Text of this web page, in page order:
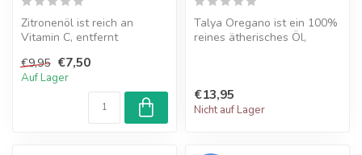
Zitronenöl ist reich an
Vitamin C, entfernt
lindert Str...
€9,95 €7,50
Auf Lager
Talya Oregano ist ein 100%
reines ätherisches Öl,
€13,95
Nicht auf Lager